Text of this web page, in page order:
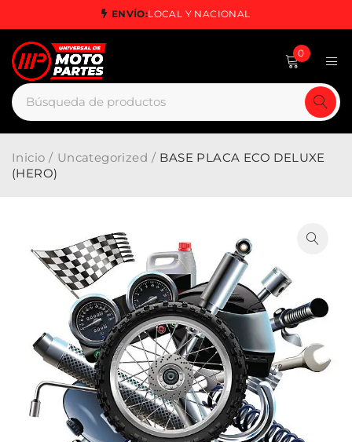
ENVÍO:LOCAL Y NACIONAL
0
Inicio / Uncategorized / BASE PLACA ECO DELUXE
(HERO)